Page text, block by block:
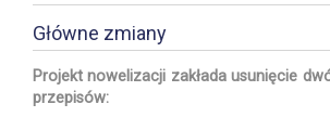
Główne zmiany
Projekt nowelizacji zakłada usunięcie
przepisów: